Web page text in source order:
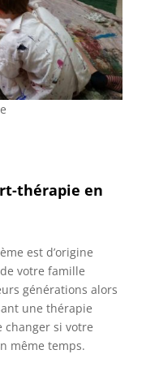
thérapie en
est d’origine
votre famille
générations alors
une thérapie
changer si votre
même temps.